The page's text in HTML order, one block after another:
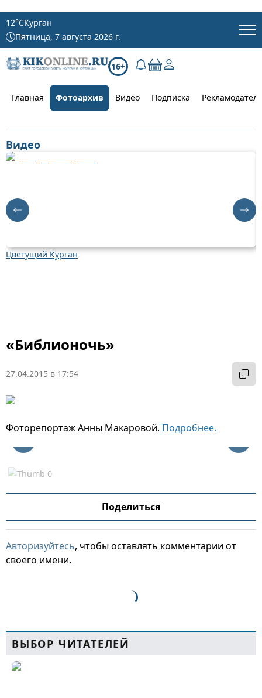
12°CКурган
Пятница, 7 августа 2026 г.
16+
Главная Фотоархив Видео Подписка
Видео
Цветущий Курган
«Библионочь»
27.04.2015 в 17:54
Фоторепортаж Анны Макаровой. Подробнее.
Поделиться
Авторизуйтесь, чтобы оставлять комментарии от
своего имени.
ВЫБОР ЧИТАТЕЛЕЙ